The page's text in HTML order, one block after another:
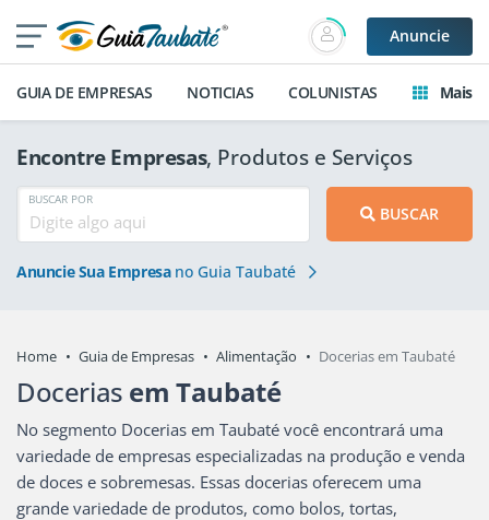
Anuncie
GUIA DE EMPRESAS NOTICIAS COLUNISTAS Mais
Encontre Empresas, Produtos e Serviços
BUSCAR POR
BUSCAR
Anuncie Sua Empresano Guia Taubaté
Home Guia de Empresas Alimentação Docerias em Taubaté
Docerias em Taubaté
No segmento Docerias em Taubaté você encontrará uma
variedade de empresas especializadas na produção e venda
de doces e sobremesas. Essas docerias oferecem uma
grande variedade de produtos, como bolos, tortas,